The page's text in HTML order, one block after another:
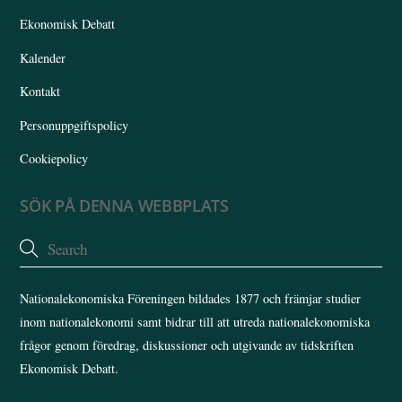
Ekonomisk Debatt
Kalender
Kontakt
Personuppgiftspolicy
Cookiepolicy
SÖK PÅ DENNA WEBBPLATS
Nationalekonomiska Föreningen bildades 1877 och främjar studier
inom nationalekonomi samt bidrar till att utreda nationalekonomiska
frågor genom föredrag, diskussioner och utgivande av tidskriften
Ekonomisk Debatt.